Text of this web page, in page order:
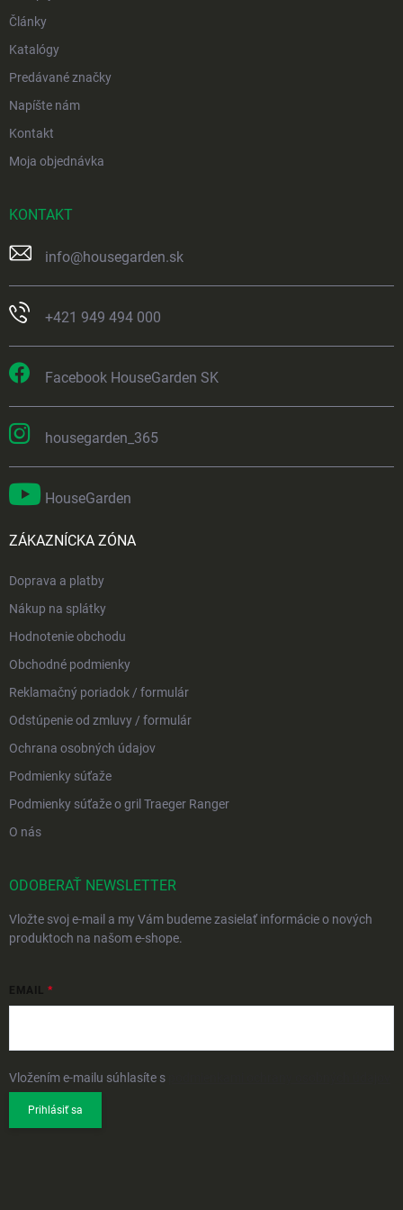
Články
Katalógy
Predávané značky
Napíšte nám
Kontakt
Moja objednávka
KONTAKT
info@housegarden.sk
+421 949 494 000
Facebook HouseGarden SK
housegarden_365
HouseGarden
ZÁKAZNÍCKA ZÓNA
Doprava a platby
Nákup na splátky
Hodnotenie obchodu
Obchodné podmienky
Reklamačný poriadok / formulár
Odstúpenie od zmluvy / formulár
Ochrana osobných údajov
Podmienky súťaže
Podmienky súťaže o gril Traeger Ranger
O nás
ODOBERAŤ NEWSLETTER
Vložte svoj e-mail a my Vám budeme zasielať informácie o nových
produktoch na našom e-shope.
EMAIL
Vložením e-mailu súhlasíte s
Prihlásiť sa